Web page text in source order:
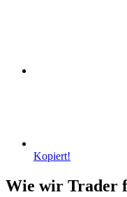
Kopiert!
Wie wir Trader